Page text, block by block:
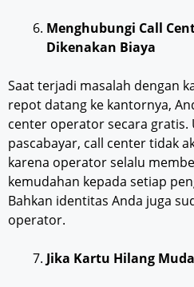
Menghubungi Call
Dikenakan Biaya
Saat terjadi masalah dengan
repot datang ke kantornya,
center operator secara
pascabayar, call center tidak
karena operator selalu
kemudahan kepada setiap
Bahkan identitas Anda juga
operator.
Jika Kartu Hilang